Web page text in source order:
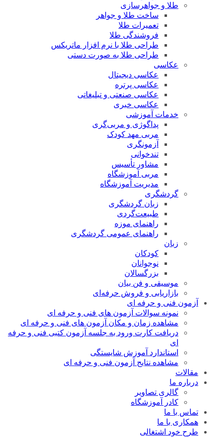
طلا و جواهرسازی
ساخت طلا و جواهر
تعمیرات طلا
فروشندگی طلا
طراحی طلا با نرم افزار ماتریکس
طراحی طلا به صورت دستی
عکاسی
عکاسی دیجیتال
عکاسی پرتره
عکاسی صنعتی و تبلیغاتی
عکاسی خبری
خدمات آموزشی
پداگوژی و مربی‌گری
مربی مهد کودک
آزمونگری
تندخوانی
مشاور تأسیس
مربی آموزشگاه
مدیریت آموزشگاه
گردشگری
زبان گردشگری
طبیعت‌گردی
راهنمای موزه
راهنمای عمومی گردشگری
زبان
کودکان
نوجوانان
بزرگسالان
موسیقی و فن بیان
بازاریابی و فروش حرفه‌ای
آزمون فنی و حرفه ای
نمونه سوالات آزمون های فنی و حرفه ای
مشاهده زمان و مکان آزمون های فنی و حرفه ای
دریافت کارت ورود به جلسه آزمون کتبی فنی و حرفه
ای
استاندارد آموزش شایستگی
مشاهده نتایج آزمون فنی و حرفه ای
مقالات
درباره ما
گالری تصاویر
کادر آموزشگاه
تماس با ما
همکاری با ما
طرح خود اشتغالی